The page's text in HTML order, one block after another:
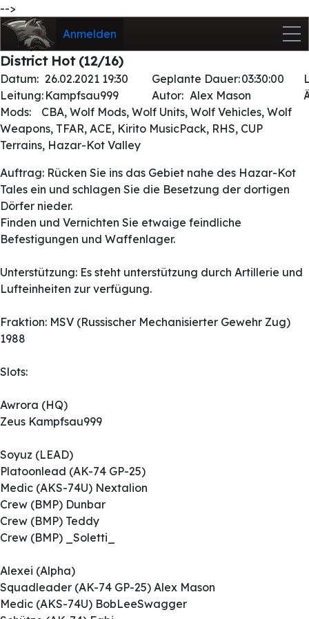
-->
Anmelden
District Hot (12/16)
Datum: 26.02.2021 19:30 Geplante Dauer:03:30:00
Leitung: Kampfsau999 Autor: Alex Mason
Mods:
CBA, Wolf Mods, Wolf Units, Wolf Vehicles, Wolf
Weapons, TFAR, ACE, Kirito MusicPack, RHS, CUP
Terrains, Hazar-Kot Valley
Auftrag: Rücken Sie ins das Gebiet nahe des Hazar-Kot
Tales ein und schlagen Sie die Besetzung der dortigen
Dörfer nieder.
Finden und Vernichten Sie etwaige feindliche
Befestigungen und Waffenlager.
Unterstützung: Es steht unterstützung durch Artillerie und
Lufteinheiten zur verfügung.
Fraktion: MSV (Russischer Mechanisierter Gewehr Zug)
1988
Slots:
Awrora (HQ)
Zeus Kampfsau999
Soyuz (LEAD)
Platoonlead (AK-74 GP-25)
Medic (AKS-74U) Nextalion
Crew (BMP) Dunbar
Crew (BMP) Teddy
Crew (BMP) _Soletti_
Alexei (Alpha)
Squadleader (AK-74 GP-25) Alex Mason
Medic (AKS-74U) BobLeeSwagger